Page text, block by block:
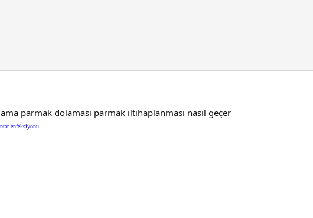
parmak dolaması parmak iltihaplanması nasıl geçer
enfeksiyonu